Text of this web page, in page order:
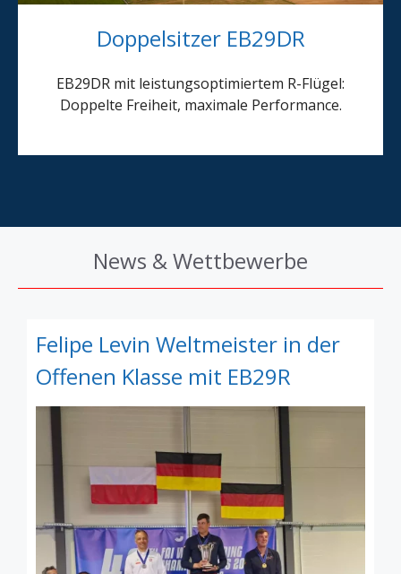
Doppelsitzer EB29DR
EB29DR mit leistungsoptimiertem R-Flügel:
Doppelte Freiheit, maximale Performance.
News & Wettbewerbe
Felipe Levin Weltmeister in der
Offenen Klasse mit EB29R